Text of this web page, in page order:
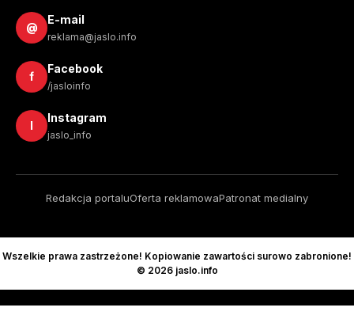
@
E-mail
reklama@jaslo.info
f
Facebook
/jasloinfo
I
Instagram
jaslo_info
Redakcja portaluOferta reklamowaPatronat medialny
Wszelkie prawa zastrzeżone! Kopiowanie zawartości surowo zabronione!
© 2026 jaslo.info